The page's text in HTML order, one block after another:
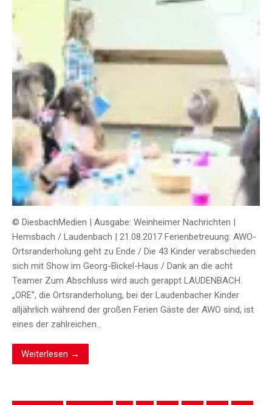
© DiesbachMedien | Ausgabe: Weinheimer Nachrichten |
Hemsbach / Laudenbach | 21.08.2017 Ferienbetreuung: AWO-
Ortsranderholung geht zu Ende / Die 43 Kinder verabschieden
sich mit Show im Georg-Bickel-Haus / Dank an die acht
Teamer Zum Abschluss wird auch gerappt LAUDENBACH.
„ORE“, die Ortsranderholung, bei der Laudenbacher Kinder
alljährlich während der großen Ferien Gäste der AWO sind, ist
eines der zahlreichen…
Weiterlesen →